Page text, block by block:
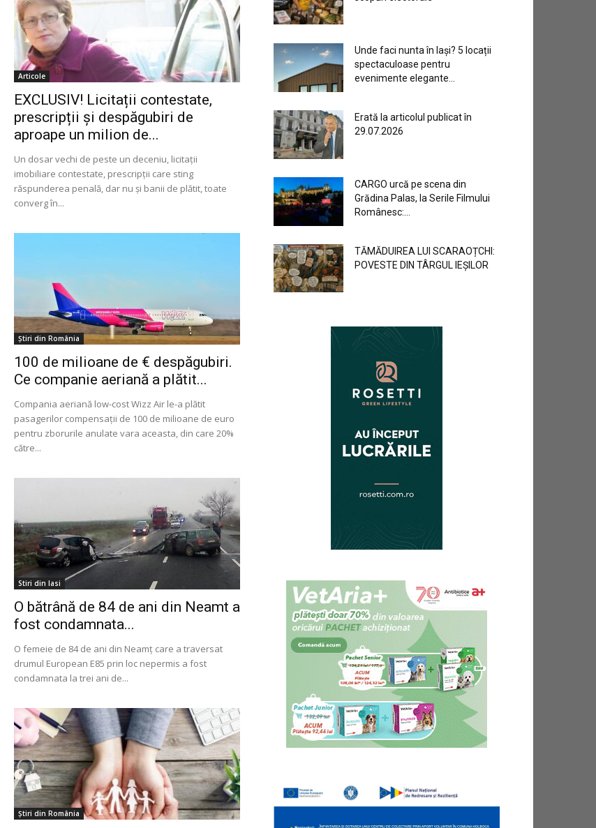
Articole
EXCLUSIV! Licitații contestate,
prescripții și despăgubiri de
aproape un milion de...
Un dosar vechi de peste un deceniu, licitații
imobiliare contestate, prescripții care sting
răspunderea penală, dar nu și banii de plătit, toate
converg în...
Știri din România
100 de milioane de € despăgubiri.
Ce companie aeriană a plătit...
Compania aeriană low-cost Wizz Air le-a plătit
pasagerilor compensaţii de 100 de milioane de euro
pentru zborurile anulate vara aceasta, din care 20%
către...
Stiri din Iasi
O bătrână de 84 de ani din Neamt a
fost condamnata...
O femeie de 84 de ani din Neamț care a traversat
drumul European E85 prin loc nepermis a fost
condamnata la trei ani de...
Știri din România
Unde faci nunta în Iași? 5 locații
spectaculoase pentru
evenimente elegante...
Erată la articolul publicat în
29.07.2026
CARGO urcă pe scena din
Grădina Palas, la Serile Filmului
Românesc:...
TĂMĂDUIREA LUI SCARAOȚCHI:
POVESTE DIN TÂRGUL IEȘILOR